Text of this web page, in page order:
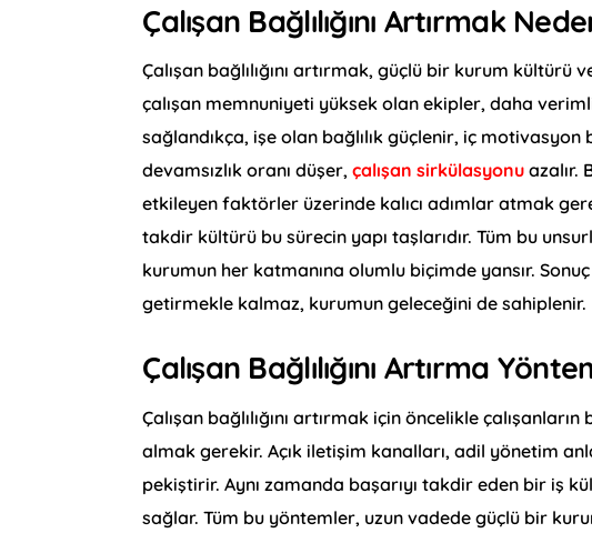
Çalışan Bağlılığını Artırmak
Çalışan bağlılığını artırmak, güçlü bir kurum
çalışan memnuniyeti yüksek olan ekipler, daha
sağlandıkça, işe olan bağlılık güçlenir, iç
devamsızlık oranı düşer,çalışan sirkülasyonu azalır.
etkileyen faktörler üzerinde kalıcı adımlar atmak
takdir kültürü bu sürecin yapı taşlarıdır. Tüm bu
kurumun her katmanına olumlu biçimde yansır.
getirmekle kalmaz, kurumun geleceğini de sahiplenir.
Çalışan Bağlılığını Artırma
Çalışan bağlılığını artırmak için öncelikle
almak gerekir. Açık iletişim kanalları, adil yönetim
pekiştirir. Aynı zamanda başarıyı takdir eden bir iş
sağlar. Tüm bu yöntemler, uzun vadede güçlü bir